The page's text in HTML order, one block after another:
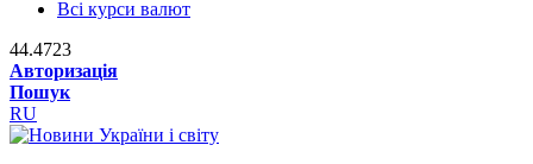
Всі курси валют
44.4723
Авторизація
Пошук
RU